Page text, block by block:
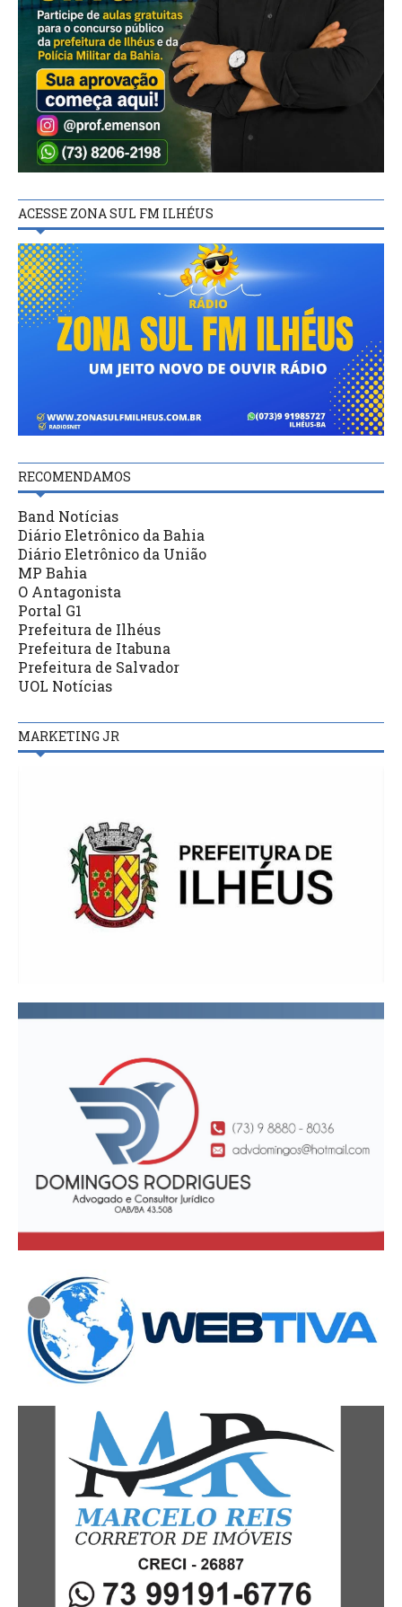
ACESSE ZONA SUL FM ILHÉUS
RECOMENDAMOS
Band Notícias
Diário Eletrônico da Bahia
Diário Eletrônico da União
MP Bahia
O Antagonista
Portal G1
Prefeitura de Ilhéus
Prefeitura de Itabuna
Prefeitura de Salvador
UOL Notícias
MARKETING JR